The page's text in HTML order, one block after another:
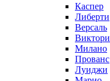
Каспер
Либерти
Версаль
Милано
Прованс
Луиджи